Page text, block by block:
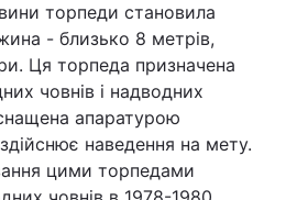
торпеди становила
- близько 8 метрів,
Ця торпеда призначена
човнів і надводних
апаратурою
наведення на мету.
цими торпедами